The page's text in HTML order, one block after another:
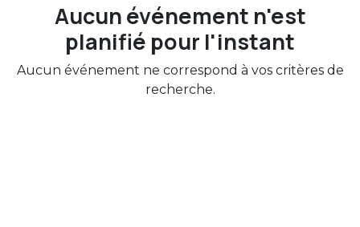
Aucun événement n'est
planifié pour l'instant
Aucun événement ne correspond à vos critères de
recherche.